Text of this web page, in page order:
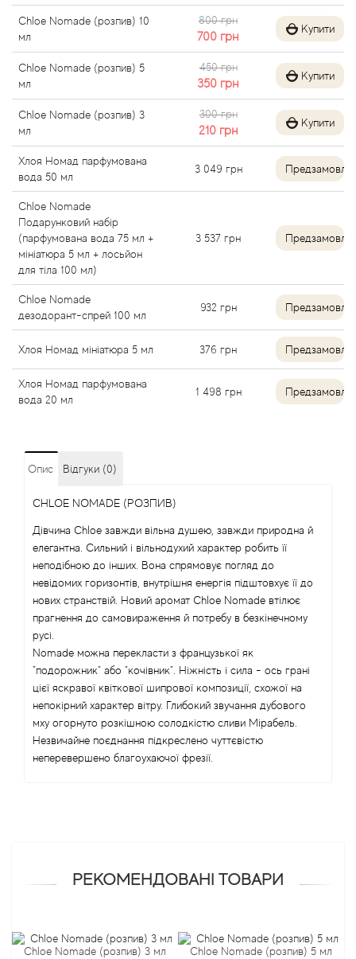
Chloe Nomade (розпив) 10
мл
800 грн
700 грн
Купити
Chloe Nomade (розпив) 5
мл
450 грн
350 грн
Купити
Chloe Nomade (розпив) 3
мл
300 грн
210 грн
Купити
Хлоя Номад парфумована
вода 50 мл
3 049 грн
Chloe Nomade
Подарунковий набір
(парфумована вода 75 мл +
мініатюра 5 мл + лосьйон
для тіла 100 мл)
3 537 грн
Chloe Nomade
дезодорант-спрей 100 мл
932 грн
Хлоя Номад мініатюра 5 мл 376 грн
Хлоя Номад парфумована
вода 20 мл
1 498 грн
Опис Відгуки (0)
CHLOE NOMADE (РОЗПИВ)
Дівчина Chloe завжди вільна душею, завжди природна й
елегантна. Сильний і вільнодухий характер робить її
неподібною до інших. Вона спрямовує погляд до
невідомих горизонтів, внутрішня енергія підштовхує її до
нових странствій. Новий аромат Chloe Nomade втілює
прагнення до самовираження й потребу в безкінечному
русі.
Nomade можна перекласти з французької як
"подорожник" або "кочівник". Ніжність і сила - ось грані
цієї яскравої квіткової шипрової композиції, схожої на
непокірний характер вітру. Глибокий звучання дубового
мху огорнуто розкішною солодкістю сливи Мірабель.
Незвичайне поєднання підкреслено чуттєвістю
неперевершено благоухаючої фрезії.
РЕКОМЕНДОВАНІ ТОВАРИ
Chloe Nomade (розпив) 3 мл Chloe Nomade (розпив) 5 мл
Alyson Oldoini
Alyssa Ashley
American Crew
Amouroud
Andre L'Arom
Angel Schlesser
Anima Mundi
Anna Sui
Annayake
Annick Goutal
Antonio Banderas
Antonio Puig
Antonio Visconti
Aquolina
Arabesque Perfumes
Arabiyat
Armaf